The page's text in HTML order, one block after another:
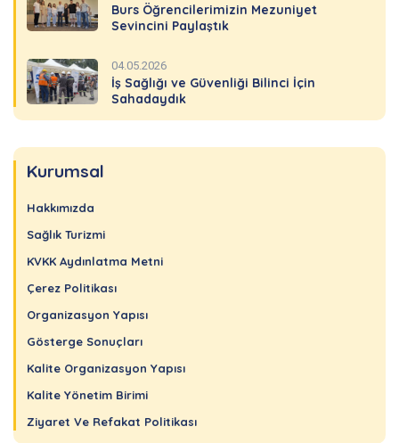
Burs Öğrencilerimizin Mezuniyet
Sevincini Paylaştık
04.05.2026
İş Sağlığı ve Güvenliği Bilinci İçin
Sahadaydık
Kurumsal
Hakkımızda
Sağlık Turizmi
KVKK Aydınlatma Metni
Çerez Politikası
Organizasyon Yapısı
Gösterge Sonuçları
Kalite Organizasyon Yapısı
Kalite Yönetim Birimi
Ziyaret Ve Refakat Politikası